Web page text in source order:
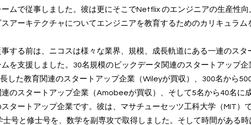
ムで従事しました。彼は更にそこでNetflix のエンジニアの生産性
アーキテクチャについてエンジニアを教育するためのカリキュラム
する前は、ニコスは様々な業界、規模、成長軌道にある一連のスタ
を支援しました。30名規模のビックデータ関連のスタートアップ企
した教育関連のスタートアップ企業（Wileyが買収）、300名から
のスタートアップ企業（Amobeeが買収）、そして5名から40名に
タートアップ企業です。彼は、マサチューセッツ工科大学（MIT）
士号と修士号を、数学を副専攻で取得しました。そして時間がある時